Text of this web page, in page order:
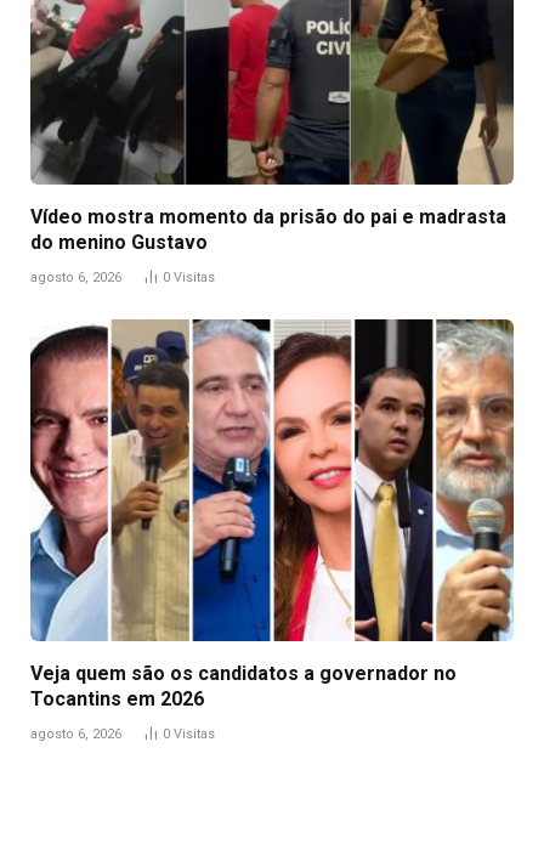
Vídeo mostra momento da prisão do pai e madrasta
do menino Gustavo
agosto 6, 2026 0 Visitas
Veja quem são os candidatos a governador no
Tocantins em 2026
agosto 6, 2026 0 Visitas